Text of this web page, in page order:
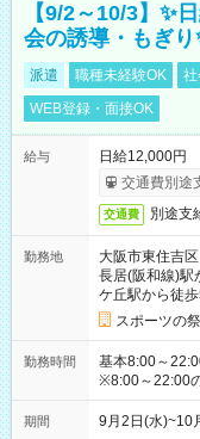
【9/2～10/3】✨
会の誘導・もぎり
派遣 職種未経験OK
WEB登録・面接OK
給与
日給12,000円
交通費別途
交通費 別途支
勤務地
大阪市東住吉区
長居(阪和線)駅
ケ丘駅から徒
スポーツの
勤務時間
基本8:00～
※8:00～22:00
ように相方と
期間 9月2日(水